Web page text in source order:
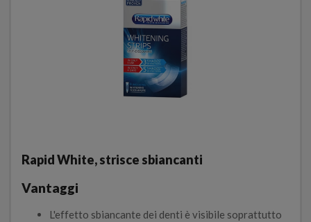
Rapid White, strisce sbiancanti
Vantaggi
L'effetto sbiancante dei denti è visibile soprattutto